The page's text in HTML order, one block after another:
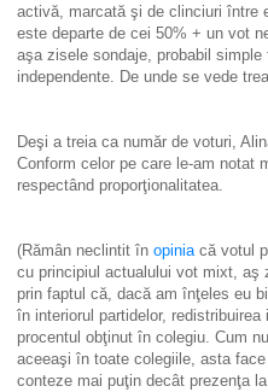
activă, marcată şi de clinciuri între
este departe de cei 50% + un vot
aşa zisele sondaje, probabil
independente. De unde se vede
Deşi a treia ca număr de voturi,
Conform celor pe care le-am notat
respectând proporţionalitatea.
(Rămân neclintit în opiniacă votul
cu principiul actualului vot mixt, aş
prin faptul că, dacă am înţeles eu
în interiorul partidelor,
procentul obţinut în colegiu. Cum
aceeaşi în toate colegiile, asta
conteze mai puţin decât prezenţa